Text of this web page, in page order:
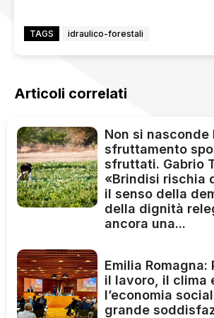
TAGS idraulico-forestali
Articoli correlati
Non si nasconde
sfruttamento
sfruttati. Gabrio
«Brindisi rischia
il senso della
della dignità
ancora una...
Emilia Romagna:
il lavoro, il clima
l’economia
grande